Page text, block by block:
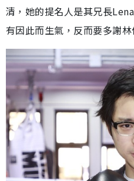
清，她的提名人是其兄長
有因此而生氣，反而要多謝